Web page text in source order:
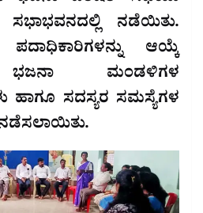
ನಡೆಯಿತು.
ಆಯ್ಕೆ
ಭಜನಾ ಮಂಡಳಿಗಳ
ಹಾಗೂ ಸದಸ್ಯರ ಸಮಸ್ಯೆಗಳ